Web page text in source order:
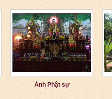
Ảnh Phật sự